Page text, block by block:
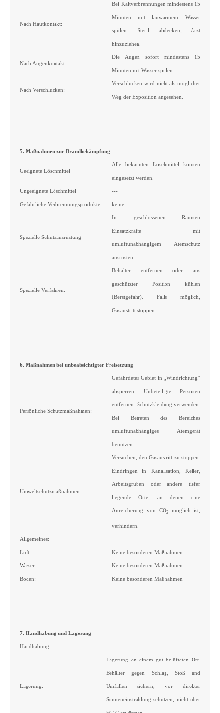
Nach Hautkontakt:
Bei Kaltverbrennungen mindestens 15
Minuten mit lauwarmem Wasser
spülen. Steril abdecken, Arzt
hinzuziehen.
Nach Augenkontakt:
Die Augen sofort mindestens 15
Minuten mit Wasser spülen.
Nach Verschlucken:
Verschlucken wird nicht als möglicher
Weg der Exposition angesehen.
5. Maßnahmen zur Brandbekämpfung
Geeignete Löschmittel
Alle bekannten Löschmittel können
eingesetzt werden.
Ungeeignete Löschmittel ---
Gefährliche Verbrennungsprodukte keine
Spezielle Schutzausrüstung
In geschlossenen Räumen
Einsatzkräfte mit
umluftunabhängigem Atemschutz
ausrüsten.
Spezielle Verfahren:
Behälter entfernen oder aus
geschützter Position kühlen
(Berstgefahr). Falls möglich,
Gasaustritt stoppen.
6. Maßnahmen bei unbeabsichtigter Freisetzung
Persönliche Schutzmaßnahmen:
Gefährdetes Gebiet in „Windrichtung“
absperren. Unbeteiligte Personen
entfernen. Schutzkleidung verwenden.
Bei Betreten des Bereiches
umluftunabhängiges Atemgerät
benutzen.
Umweltschutzmaßnahmen:
Versuchen, den Gasaustritt zu stoppen.
Eindringen in Kanalisation, Keller,
Arbeitsgruben oder andere tiefer
liegende Orte, an denen eine
Anreicherung von CO2 möglich ist,
verhindern.
Allgemeines:
Luft: Keine besonderen Maßnahmen
Wasser: Keine besonderen Maßnahmen
Boden: Keine besonderen Maßnahmen
7. Handhabung und Lagerung
Handhabung:
Lagerung:
Lagerung an einem gut belüfteten Ort.
Behälter gegen Schlag, Stoß und
Umfallen sichern, vor direkter
Sonneneinstrahlung schützen, nicht über